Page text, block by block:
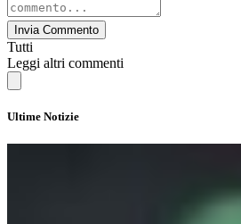
Invia Commento
Tutti
Leggi altri commenti
Ultime Notizie